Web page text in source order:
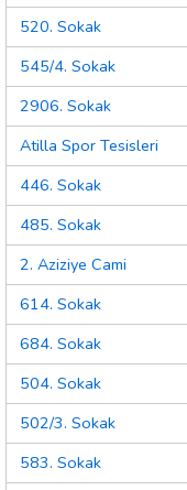
520. Sokak
545/4. Sokak
2906. Sokak
Atilla Spor Tesisleri
446. Sokak
485. Sokak
2. Aziziye Cami
614. Sokak
684. Sokak
504. Sokak
502/3. Sokak
583. Sokak